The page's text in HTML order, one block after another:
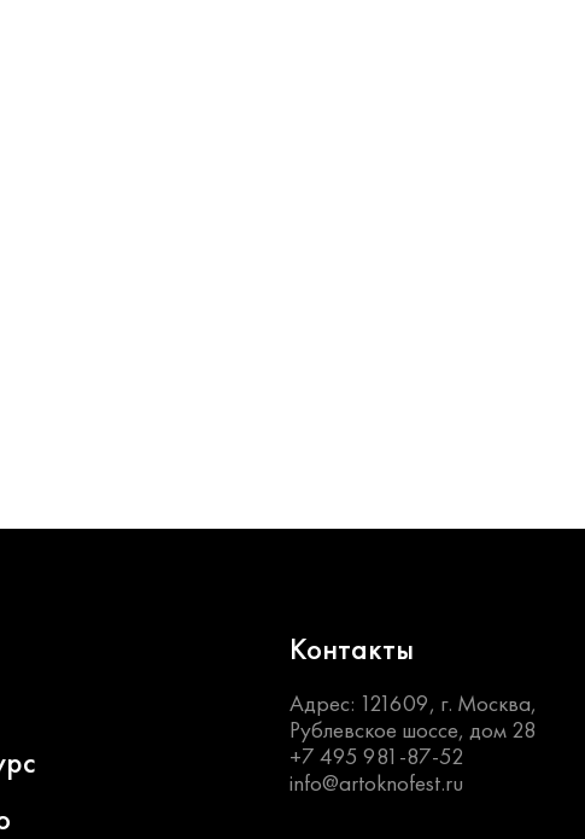
Контакты
Адрес: 121609, г. Москва,
Рублевское шоссе, дом 28
+7 495 981-87-52
info@artoknofest.ru